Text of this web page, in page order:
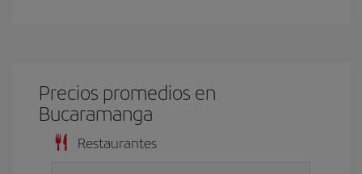
Precios promedios en
Bucaramanga
Restaurantes